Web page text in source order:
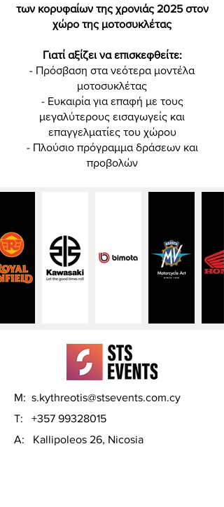
των κορυφαίων της χρονιάς 2025 στον
χώρο της μοτοσυκλέτας
Γιατί αξίζει να επισκεφθείτε:
- Πρόσβαση στα νεότερα μοντέλα
μοτοσυκλέτας
- Ευκαιρία για επαφή με τους
μεγαλύτερους εισαγωγείς και
επαγγελματίες του χώρου
- Πλούσιο πρόγραμμα δράσεων και
προβολών
M: s.kythreotis@stsevents.com.cy
T: +357 99328015
A: Kallipoleos 26, Nicosia